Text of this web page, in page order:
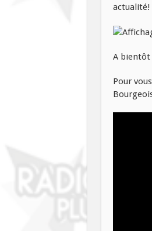
actualité!
A bientôt
Pour